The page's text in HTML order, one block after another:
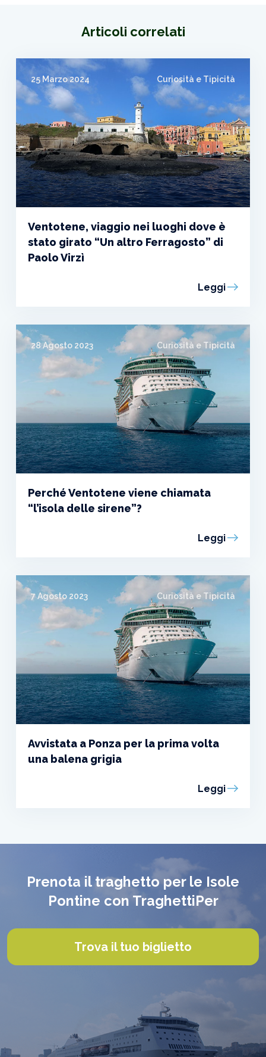
Articoli correlati
25 Marzo 2024 Curiosità e Tipicità
Ventotene, viaggio nei luoghi dove è
stato girato “Un altro Ferragosto” di
Paolo Virzì
Leggi
28 Agosto 2023 Curiosità e Tipicità
Perché Ventotene viene chiamata
“l’isola delle sirene”?
Leggi
7 Agosto 2023 Curiosità e Tipicità
Avvistata a Ponza per la prima volta
una balena grigia
Leggi
Prenota il traghetto per le Isole
Pontine con TraghettiPer
Trova il tuo biglietto